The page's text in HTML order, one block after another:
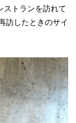
ストランを訪れて
訪したときのサイ